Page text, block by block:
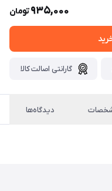
935,000تومان
گارانتی اصالت کالا
دیدگاه‌ها